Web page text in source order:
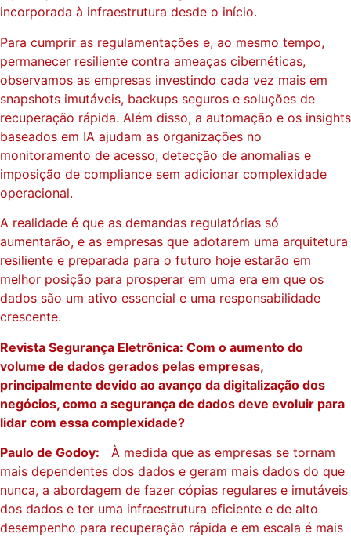
incorporada à infraestrutura desde o início.
Para cumprir as regulamentações e, ao mesmo tempo,
permanecer resiliente contra ameaças cibernéticas,
observamos as empresas investindo cada vez mais em
snapshots imutáveis, backups seguros e soluções de
recuperação rápida. Além disso, a automação e os insights
baseados em IA ajudam as organizações no
monitoramento de acesso, detecção de anomalias e
imposição de compliance sem adicionar complexidade
operacional.
A realidade é que as demandas regulatórias só
aumentarão, e as empresas que adotarem uma arquitetura
resiliente e preparada para o futuro hoje estarão em
melhor posição para prosperar em uma era em que os
dados são um ativo essencial e uma responsabilidade
crescente.
Revista Segurança Eletrônica: Com o aumento do
volume de dados gerados pelas empresas,
principalmente devido ao avanço da digitalização dos
negócios, como a segurança de dados deve evoluir para
lidar com essa complexidade?
Paulo de Godoy: À medida que as empresas se tornam
mais dependentes dos dados e geram mais dados do que
nunca, a abordagem de fazer cópias regulares e imutáveis
​​dos dados e ter uma infraestrutura eficiente e de alto
desempenho para recuperação rápida e em escala é mais